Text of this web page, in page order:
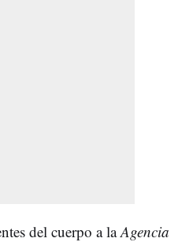
del cuerpo a laAgencia